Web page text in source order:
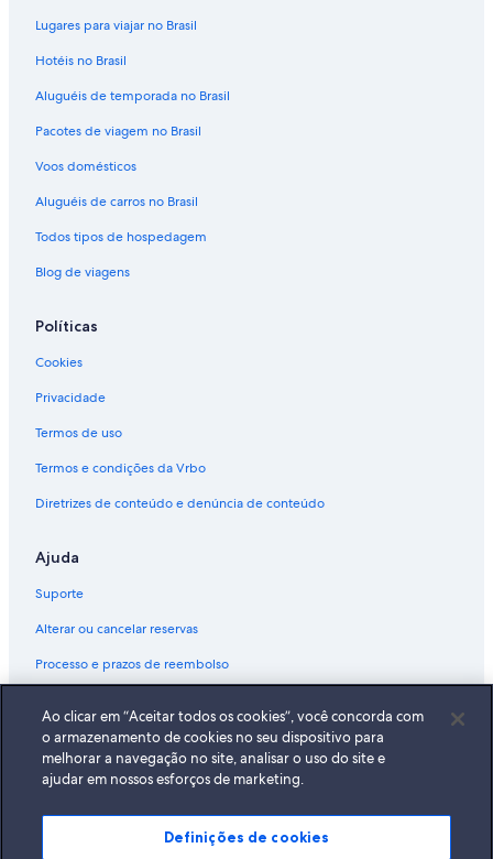
Lugares para viajar no Brasil
Hotéis no Brasil
Aluguéis de temporada no Brasil
Pacotes de viagem no Brasil
Voos domésticos
Aluguéis de carros no Brasil
Todos tipos de hospedagem
Blog de viagens
Políticas
Cookies
Privacidade
Termos de uso
Termos e condições da Vrbo
Diretrizes de conteúdo e denúncia de conteúdo
Ajuda
Suporte
Alterar ou cancelar reservas
Processo e prazos de reembolso
Documentos para viagens internacionais
A Expedia, Inc. não se responsabiliza pelo conteúdo dos sites externos.
Ao clicar em “Aceitar todos os cookies”, você concorda com
o armazenamento de cookies no seu dispositivo para
melhorar a navegação no site, analisar o uso do site e
ajudar em nossos esforços de marketing.
Definições de cookies